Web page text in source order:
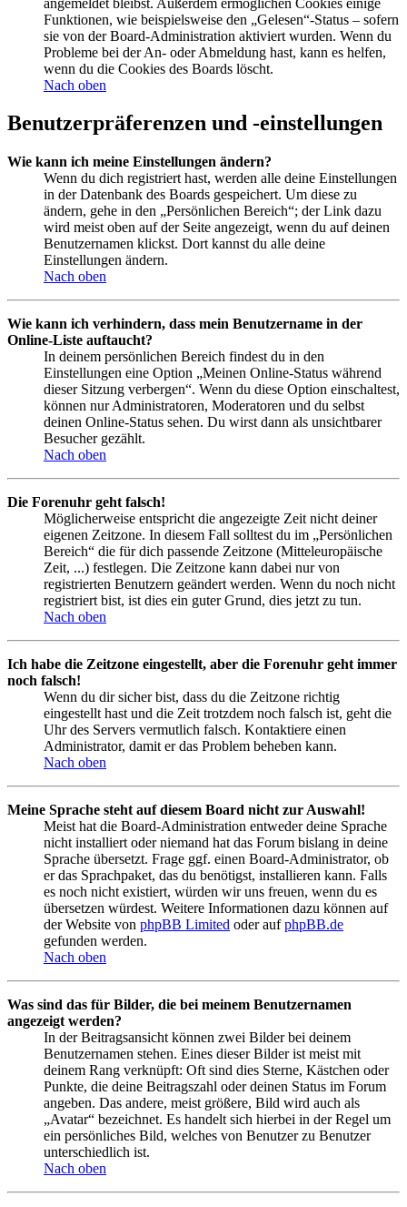
Funktionen, wie beispielsweise den „Gelesen“-Status – sofern
sie von der Board-Administration aktiviert wurden. Wenn du
Probleme bei der An- oder Abmeldung hast, kann es helfen,
wenn du die Cookies des Boards löscht.
Nach oben
Benutzerpräferenzen und -einstellungen
Wie kann ich meine Einstellungen ändern?
Wenn du dich registriert hast, werden alle deine Einstellungen
in der Datenbank des Boards gespeichert. Um diese zu
ändern, gehe in den „Persönlichen Bereich“; der Link dazu
wird meist oben auf der Seite angezeigt, wenn du auf deinen
Benutzernamen klickst. Dort kannst du alle deine
Einstellungen ändern.
Nach oben
Wie kann ich verhindern, dass mein Benutzername in der
Online-Liste auftaucht?
In deinem persönlichen Bereich findest du in den
Einstellungen eine Option „Meinen Online-Status während
dieser Sitzung verbergen“. Wenn du diese Option einschaltest,
können nur Administratoren, Moderatoren und du selbst
deinen Online-Status sehen. Du wirst dann als unsichtbarer
Besucher gezählt.
Nach oben
Die Forenuhr geht falsch!
Möglicherweise entspricht die angezeigte Zeit nicht deiner
eigenen Zeitzone. In diesem Fall solltest du im „Persönlichen
Bereich“ die für dich passende Zeitzone (Mitteleuropäische
Zeit, ...) festlegen. Die Zeitzone kann dabei nur von
registrierten Benutzern geändert werden. Wenn du noch nicht
registriert bist, ist dies ein guter Grund, dies jetzt zu tun.
Nach oben
Ich habe die Zeitzone eingestellt, aber die Forenuhr geht immer
noch falsch!
Wenn du dir sicher bist, dass du die Zeitzone richtig
eingestellt hast und die Zeit trotzdem noch falsch ist, geht die
Uhr des Servers vermutlich falsch. Kontaktiere einen
Administrator, damit er das Problem beheben kann.
Nach oben
Meine Sprache steht auf diesem Board nicht zur Auswahl!
Meist hat die Board-Administration entweder deine Sprache
nicht installiert oder niemand hat das Forum bislang in deine
Sprache übersetzt. Frage ggf. einen Board-Administrator, ob
er das Sprachpaket, das du benötigst, installieren kann. Falls
es noch nicht existiert, würden wir uns freuen, wenn du es
übersetzen würdest. Weitere Informationen dazu können auf
der Website von phpBB Limited oder aufphpBB.de
gefunden werden.
Nach oben
Was sind das für Bilder, die bei meinem Benutzernamen
angezeigt werden?
In der Beitragsansicht können zwei Bilder bei deinem
Benutzernamen stehen. Eines dieser Bilder ist meist mit
deinem Rang verknüpft: Oft sind dies Sterne, Kästchen oder
Punkte, die deine Beitragszahl oder deinen Status im Forum
angeben. Das andere, meist größere, Bild wird auch als
„Avatar“ bezeichnet. Es handelt sich hierbei in der Regel um
ein persönliches Bild, welches von Benutzer zu Benutzer
unterschiedlich ist.
Nach oben